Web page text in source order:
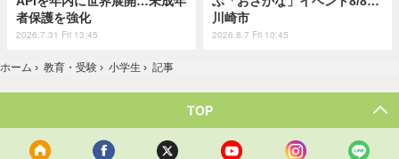
者保護を強化
2026.7.31 Fri 13:45
川崎市
2026.8.7 Fri 10:45
ホーム › 教育・受験 › 小学生 › 記事
TOP